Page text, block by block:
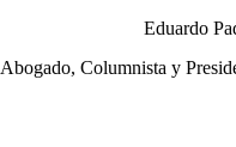
Eduardo
Abogado, Columnista y